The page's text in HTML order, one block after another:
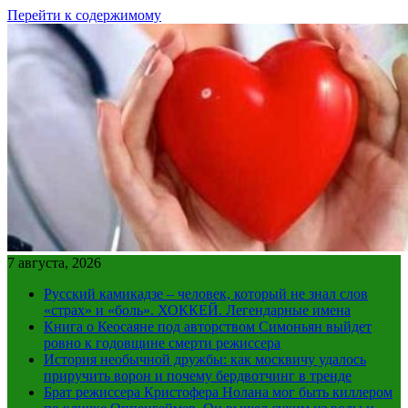
Перейти к содержимому
7 августа, 2026
Русский камикадзе – человек, который не знал слов
«страх» и «боль». ХОККЕЙ. Легендарные имена
Книга о Кеосаяне под авторством Симоньян выйдет
ровно к годовщине смерти режиссера
История необычной дружбы: как москвичу удалось
приручить ворон и почему бердвотчинг в тренде
Брат режиссера Кристофера Нолана мог быть киллером